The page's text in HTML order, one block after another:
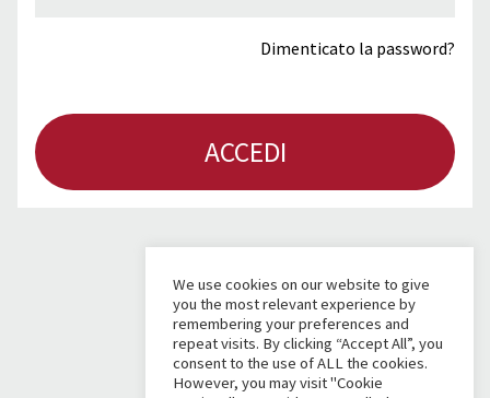
Dimenticato la password?
ACCEDI
We use cookies on our website to give
you the most relevant experience by
remembering your preferences and
repeat visits. By clicking “Accept All”, you
consent to the use of ALL the cookies.
However, you may visit "Cookie